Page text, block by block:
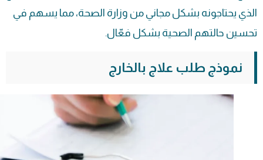
الذي يحتاجونه بشكل مجاني من وزارة الصحة، مما يسهم في
تحسين حالتهم الصحية بشكل فعّال.
نموذج طلب علاج بالخارج